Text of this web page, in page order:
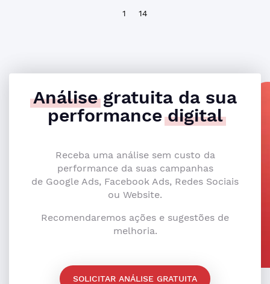
1 14
Análisegratuita da sua
performancedigital
Receba uma análise sem custo da
performance da suas campanhas
de Google Ads, Facebook Ads, Redes Sociais
ou Website.
Recomendaremos ações e sugestões de
melhoria.
SOLICITAR ANÁLISE GRATUITA